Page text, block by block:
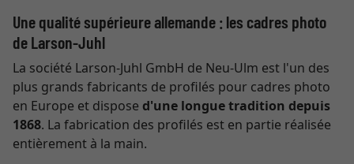
Une qualité supérieure allemande : les cadres photo
de Larson-Juhl
La société Larson-Juhl GmbH de Neu-Ulm est l'un des
plus grands fabricants de profilés pour cadres photo
en Europe et dispose d'une longue tradition depuis
1868. La fabrication des profilés est en partie réalisée
entièrement à la main.